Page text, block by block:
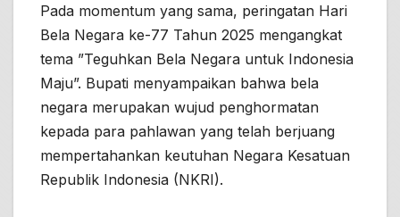
Pada momentum yang sama, peringatan Hari
Bela Negara ke-77 Tahun 2025 mengangkat
tema ”Teguhkan Bela Negara untuk Indonesia
Maju”. Bupati menyampaikan bahwa bela
negara merupakan wujud penghormatan
kepada para pahlawan yang telah berjuang
mempertahankan keutuhan Negara Kesatuan
Republik Indonesia (NKRI).